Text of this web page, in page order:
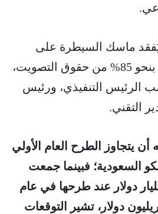
يُفقد ماسك السيطرة على
الشركة، إذ سيحتفظ بنحو 85% من حقوق التصويت،
الرئيس التنفيذي، ورئيس
التقني.
يتجاوز الطرح العام الأولي
السعودية؛ فبينما جمعت
حوالي 29.4 مليار دولار عند طرحها في عام
بتقييم بلغ 1.7 تريليون دولار، تشير التوقعات